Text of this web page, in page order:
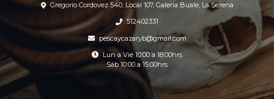
Gregorio Cordovez 540, Local 107, Galeria Buale, La Serena
512402331
pescaycazaryb@gmail.com
Lun a Vie 10:00 a 18:00hrs
Sáb 10:00 a 15:00hrs